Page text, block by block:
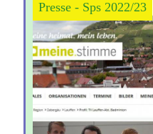
Presse - Sps 2022/23